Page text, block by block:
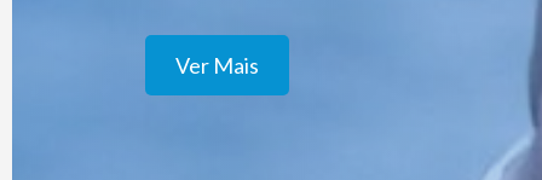
Ver Mais